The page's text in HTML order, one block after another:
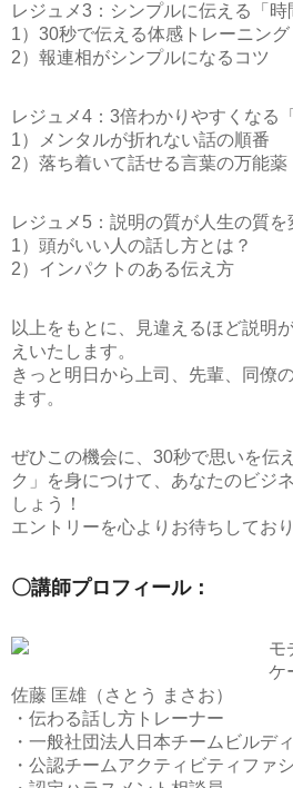
レジュメ3：シンプルに伝える「時
1）30秒で伝える体感トレーニング
2）報連相がシンプルになるコツ
レジュメ4：3倍わかりやすくなる
1）メンタルが折れない話の順番
2）落ち着いて話せる言葉の万能薬
レジュメ5：説明の質が人生の質を
1）頭がいい人の話し方とは？
2）インパクトのある伝え方
以上をもとに、見違えるほど説明
えいたします。
きっと明日から上司、先輩、同僚
ます。
ぜひこの機会に、 30秒で思いを伝
ク」
を身につけて、あなたのビジ
しょう！
エントリーを心よりお待ちしており
〇講師プロフィール：
モ
ケ
佐藤 匡雄（さとう まさお）
・伝わる話し方トレーナー
・一般社団法人日本チームビルデ
・公認チームアクティビティファ